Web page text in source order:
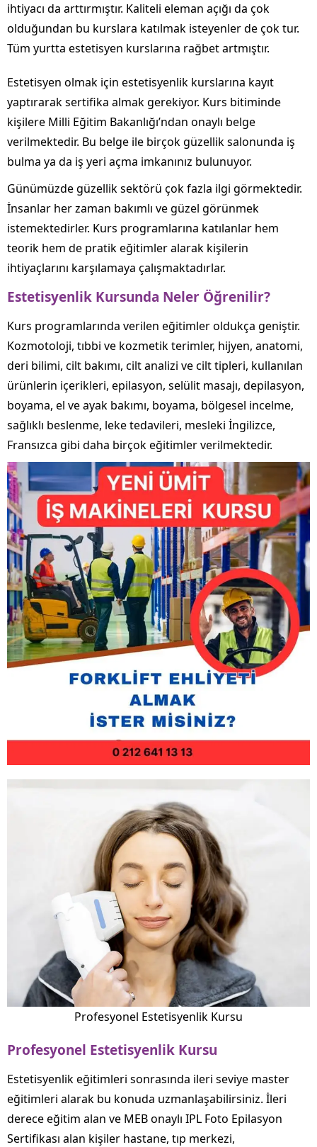
ihtiyacı da arttırmıştır. Kaliteli eleman açığı da çok
olduğundan bu kurslara katılmak isteyenler de çok tur.
Tüm yurtta estetisyen kurslarına rağbet artmıştır.
Estetisyen olmak için estetisyenlik kurslarına kayıt
yaptırarak sertifika almak gerekiyor. Kurs bitiminde
kişilere Milli Eğitim Bakanlığı’ndan onaylı belge
verilmektedir. Bu belge ile birçok güzellik salonunda iş
bulma ya da iş yeri açma imkanınız bulunuyor.
Günümüzde güzellik sektörü çok fazla ilgi görmektedir.
İnsanlar her zaman bakımlı ve güzel görünmek
istemektedirler. Kurs programlarına katılanlar hem
teorik hem de pratik eğitimler alarak kişilerin
ihtiyaçlarını karşılamaya çalışmaktadırlar.
Estetisyenlik Kursunda Neler Öğrenilir?
Kurs programlarında verilen eğitimler oldukça geniştir.
Kozmotoloji, tıbbi ve kozmetik terimler, hijyen, anatomi,
deri bilimi, cilt bakımı, cilt analizi ve cilt tipleri, kullanılan
ürünlerin içerikleri, epilasyon, selülit masajı, depilasyon,
boyama, el ve ayak bakımı, boyama, bölgesel incelme,
sağlıklı beslenme, leke tedavileri, mesleki İngilizce,
Fransızca gibi daha birçok eğitimler verilmektedir.
Profesyonel Estetisyenlik Kursu
Profesyonel Estetisyenlik Kursu
Estetisyenlik eğitimleri sonrasında ileri seviye master
eğitimleri alarak bu konuda uzmanlaşabilirsiniz. İleri
derece eğitim alan ve MEB onaylı IPL Foto Epilasyon
Sertifikası alan kişiler hastane, tıp merkezi,